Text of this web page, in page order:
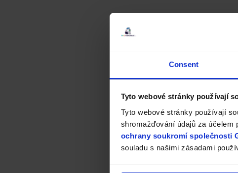
Consent
Tyto webové stránky používají
Tyto webové stránky používají
shromažďování údajů za účelem
ochrany soukromí společnosti
souladu s našimi zásadami